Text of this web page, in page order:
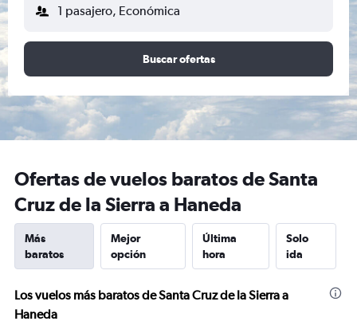
1 pasajero, Económica
Buscar ofertas
Ofertas de vuelos baratos de Santa
Cruz de la Sierra a Haneda
Más
baratos
Mejor
opción
Última
hora
Solo
ida
Los vuelos más baratos de Santa Cruz de la Sierra a
Haneda